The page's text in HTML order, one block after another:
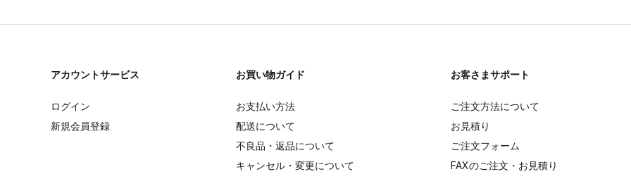
アカウントサービス
ログイン
新規会員登録
お買い物ガイド
お支払い方法
配送について
不良品・返品について
キャンセル・変更について
お客さまサポート
ご注文方法について
お見積り
ご注文フォーム
FAXのご注文・お見積り